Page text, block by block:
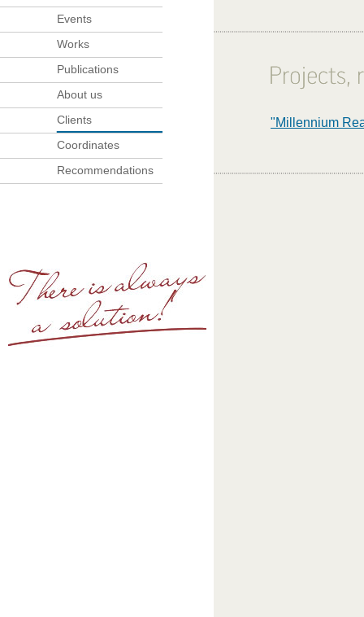
Events
Works
Publications
About us
Clients
Coordinates
Recommendations
"Millennium